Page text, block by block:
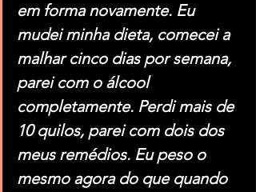
em forma novamente. Eu
mudei minha dieta, comecei a
malhar cinco dias por semana,
parei com o álcool
completamente. Perdi mais de
10 quilos, parei com dois dos
meus remédios. Eu peso o
mesmo agora do que quando